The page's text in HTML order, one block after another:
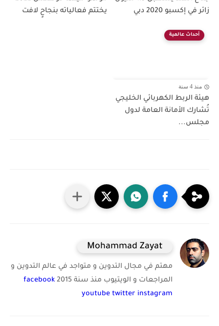
زائر في إكسبو 2020 دبي
يختتم فعالياته بنجاحٍ لافت
أحداث عالمية
منذ 4 سنة
هيئة الربط الكهربائي الخليجي
تُشارك الأمانة العامة لدول
مجلس...
Mohammad Zayat
مهتم في مجال التدوين و متواجد في عالم التدوين و
المراجعات و الويتيوب منذ سنة 2015
facebook
youtube twitter instagram